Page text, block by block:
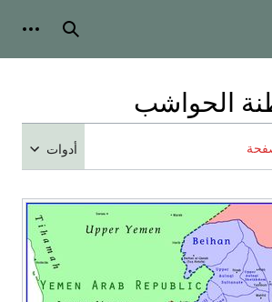
بحث
الحواشب
أدوات